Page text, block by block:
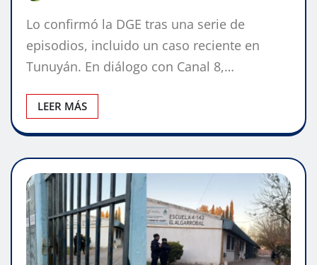
Lo confirmó la DGE tras una serie de
episodios, incluido un caso reciente en
Tunuyán. En diálogo con Canal 8,…
LEER MÁS